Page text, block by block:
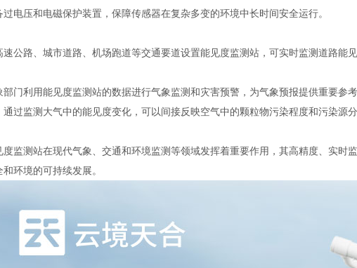
电压和电磁保护装置，保障传感器在复杂多变的环境中长时间安全运行。
速公路、城市道路、机场跑道等交通要道设置能见度监测站，可实时监测道路能
门利用能见度监测站的数据进行气象监测和灾害预警，为气象预报提供重要参
通过监测大气中的能见度变化，可以间接反映空气中的颗粒物污染程度和污染源
度监测站在现代气象、交通和环境监测等领域发挥着重要作用，其高精度、实时
环境的可持续发展。